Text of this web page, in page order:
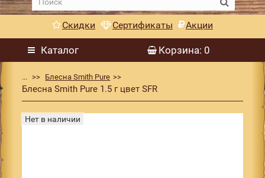
Скидки Сертификаты Акции
Каталог Корзина: 0
... Блесна Smith Pure
Блесна Smith Pure 1.5 г цвет SFR
Нет в наличии